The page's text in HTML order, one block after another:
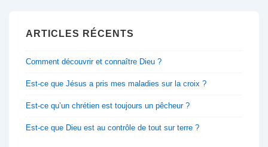
ARTICLES RÉCENTS
Comment découvrir et connaître Dieu ?
Est-ce que Jésus a pris mes maladies sur la croix ?
Est-ce qu’un chrétien est toujours un pêcheur ?
Est-ce que Dieu est au contrôle de tout sur terre ?